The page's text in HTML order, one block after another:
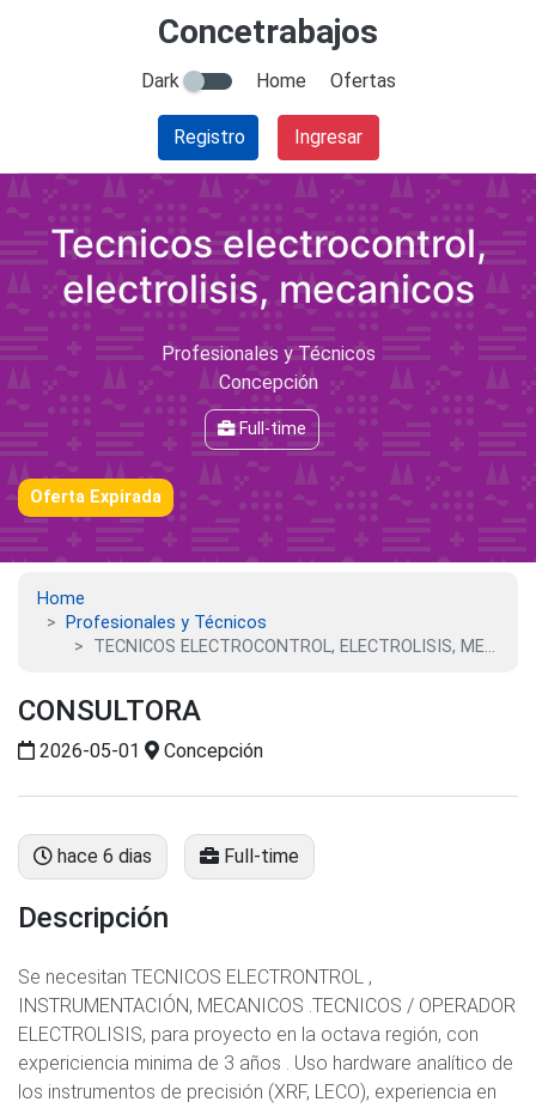
Concetrabajos
Dark Home Ofertas
Registro Ingresar
Tecnicos electrocontrol,
electrolisis, mecanicos
Profesionales y Técnicos
Concepción
Full-time
Oferta Expirada
Home
Profesionales y Técnicos
TECNICOS ELECTROCONTROL, ELECTROLISIS, MECANICOS
CONSULTORA
2026-05-01 Concepción
hace 6 dias Full-time
Descripción
Se necesitan TECNICOS ELECTRONTROL ,
INSTRUMENTACIÓN, MECANICOS .TECNICOS / OPERADOR
ELECTROLISIS, para proyecto en la octava región, con
expericiencia minima de 3 años . Uso hardware analítico de
los instrumentos de precisión (XRF, LECO), experiencia en